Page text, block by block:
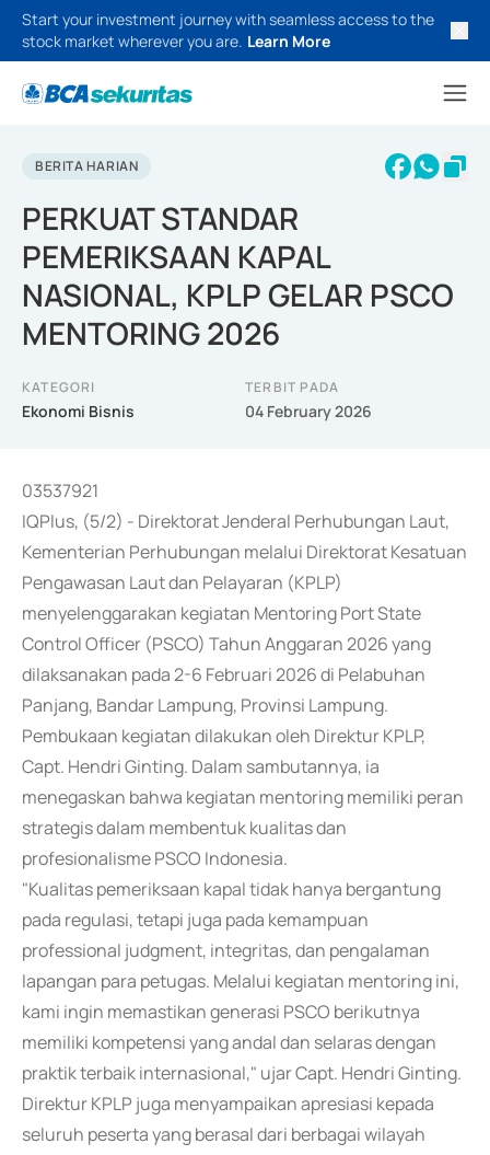
Start your investment journey with seamless access to the
stock market wherever you are. Learn More
BERITA HARIAN
PERKUAT STANDAR
PEMERIKSAAN KAPAL
NASIONAL, KPLP GELAR PSCO
MENTORING 2026
KATEGORI
Ekonomi Bisnis
TERBIT PADA
04 February 2026
03537921
IQPlus, (5/2) - Direktorat Jenderal Perhubungan Laut,
Kementerian Perhubungan melalui Direktorat Kesatuan
Pengawasan Laut dan Pelayaran (KPLP)
menyelenggarakan kegiatan Mentoring Port State
Control Officer (PSCO) Tahun Anggaran 2026 yang
dilaksanakan pada 2-6 Februari 2026 di Pelabuhan
Panjang, Bandar Lampung, Provinsi Lampung.
Pembukaan kegiatan dilakukan oleh Direktur KPLP,
Capt. Hendri Ginting. Dalam sambutannya, ia
menegaskan bahwa kegiatan mentoring memiliki peran
strategis dalam membentuk kualitas dan
profesionalisme PSCO Indonesia.
"Kualitas pemeriksaan kapal tidak hanya bergantung
pada regulasi, tetapi juga pada kemampuan
professional judgment, integritas, dan pengalaman
lapangan para petugas. Melalui kegiatan mentoring ini,
kami ingin memastikan generasi PSCO berikutnya
memiliki kompetensi yang andal dan selaras dengan
praktik terbaik internasional," ujar Capt. Hendri Ginting.
Direktur KPLP juga menyampaikan apresiasi kepada
seluruh peserta yang berasal dari berbagai wilayah